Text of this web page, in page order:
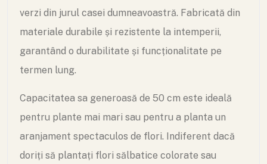
verzi din jurul casei dumneavoastră. Fabricată din
materiale durabile și rezistente la intemperii,
garantând o durabilitate și funcționalitate pe
termen lung.
Capacitatea sa generoasă de 50 cm este ideală
pentru plante mai mari sau pentru a planta un
aranjament spectaculos de flori. Indiferent dacă
doriți să plantați flori sălbatice colorate sau